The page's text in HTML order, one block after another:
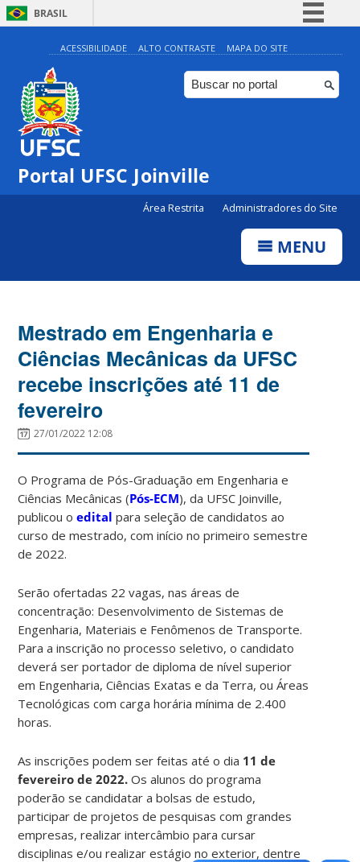
BRASIL
Simplifique!
Comunica BR
Participe
ACESSIBILIDADE ALTO CONTRASTE MAPA DO SITE
Portal UFSC Joinville
Área Restrita Administradores do Site
MENU
Mestrado em Engenharia e
Ciências Mecânicas da UFSC
recebe inscrições até 11 de
fevereiro
27/01/2022 12:08
O Programa de Pós-Graduação em Engenharia e
Ciências Mecânicas (Pós-ECM), da UFSC Joinville,
publicou oedital para seleção de candidatos ao
curso de mestrado, com início no primeiro semestre
de 2022.
Serão ofertadas 22 vagas, nas áreas de
concentração: Desenvolvimento de Sistemas de
Engenharia, Materiais e Fenômenos de Transporte.
Para a inscrição no processo seletivo, o candidato
deverá ser portador de diploma de nível superior
em Engenharia, Ciências Exatas e da Terra, ou Áreas
Tecnológicas com carga horária mínima de 2.400
horas.
As inscrições podem ser feitas até o dia 11 de
fevereiro de 2022.Os alunos do programa
poderão se candidatar a bolsas de estudo,
participar de projetos de pesquisas com grandes
empresas, realizar intercâmbio para cursar
disciplinas e/ou realizar estágio no exterior, dentre